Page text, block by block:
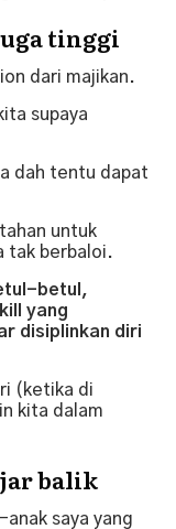
tinggi
dari majikan.
supaya
dah tentu dapat
untuk
tak berbaloi.
betul,
yang
disiplinkan diri
(ketika di
kita dalam
balik
anak saya yang